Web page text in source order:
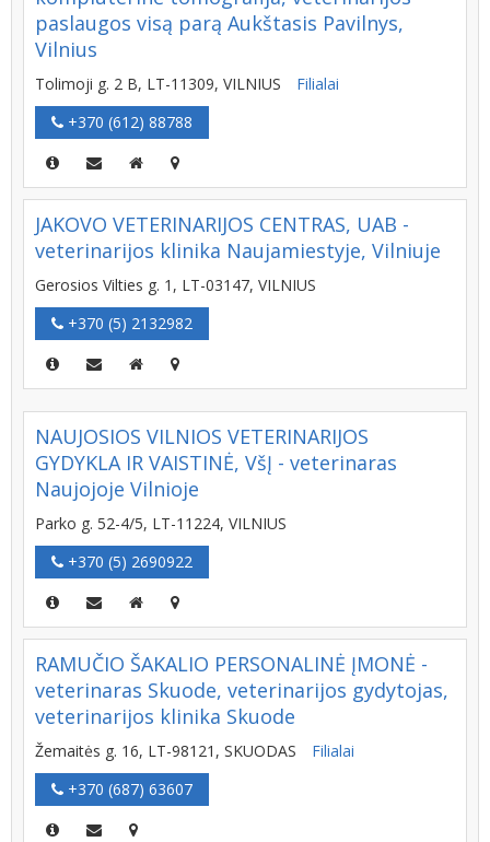
paslaugos visą parą Aukštasis Pavilnys,
Vilnius
Tolimoji g. 2 B, LT-11309, VILNIUS
Filialai
+370 (612) 88788
JAKOVO VETERINARIJOS CENTRAS, UAB -
veterinarijos klinika Naujamiestyje, Vilniuje
Gerosios Vilties g. 1, LT-03147, VILNIUS
+370 (5) 2132982
NAUJOSIOS VILNIOS VETERINARIJOS
GYDYKLA IR VAISTINĖ, VšĮ - veterinaras
Naujojoje Vilnioje
Parko g. 52-4/5, LT-11224, VILNIUS
+370 (5) 2690922
RAMUČIO ŠAKALIO PERSONALINĖ ĮMONĖ -
veterinaras Skuode, veterinarijos gydytojas,
veterinarijos klinika Skuode
Žemaitės g. 16, LT-98121, SKUODAS
Filialai
+370 (687) 63607